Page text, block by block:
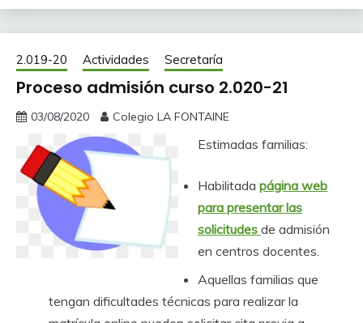
2.019-20 Actividades Secretaría
Proceso admisión curso 2.020-21
03/08/2020 Colegio LA FONTAINE
Estimadas familias:
Habilitada página web
para presentar las
solicitudes de admisión
en centros docentes.
Aquellas familias que
tengan dificultades técnicas para realizar la